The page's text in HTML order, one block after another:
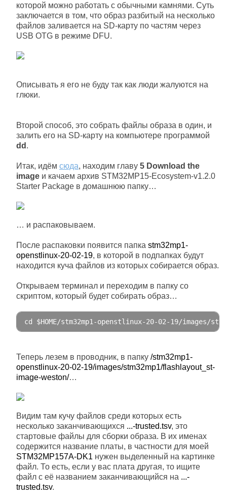
которой можно работать с обычными камнями. Суть
заключается в том, что образ разбитый на несколько
файлов заливается на SD-карту по частям через
USB OTG в режиме DFU.
Описывать я его не буду так как люди жалуются на
глюки.
Второй способ, это собрать файлы образа в один, и
залить его на SD-карту на компьютере программой
dd .
Итак, идём сюда, находим главу 5 Download the
image и качаем архив STM32MP15-Ecosystem-v1.2.0
Starter Package в домашнюю папку…
… и распаковываем.
После распаковки появится папка stm32mp1-
openstlinux-20-02-19, в которой в подпапках будут
находится куча файлов из которых собирается образ.
Открываем терминал и переходим в папку со
скриптом, который будет собирать образ…
cd $HOME/stm32mp1 -openstlinux-20-02-19/images/
Теперь лезем в проводник, в папку /stm32mp1-
openstlinux-20-02-19/images/stm32mp1/flashlayout_st-
image-weston/…
Видим там кучу файлов среди которых есть
несколько заканчивающихся ...-trusted.tsv, это
стартовые файлы для сборки образа. В их именах
содержится название платы, в частности для моей
STM32MP157A-DK1 нужен выделенный на картинке
файл. То есть, если у вас плата другая, то ищите
файл с её названием заканчивающийся на ...-
trusted.tsv.